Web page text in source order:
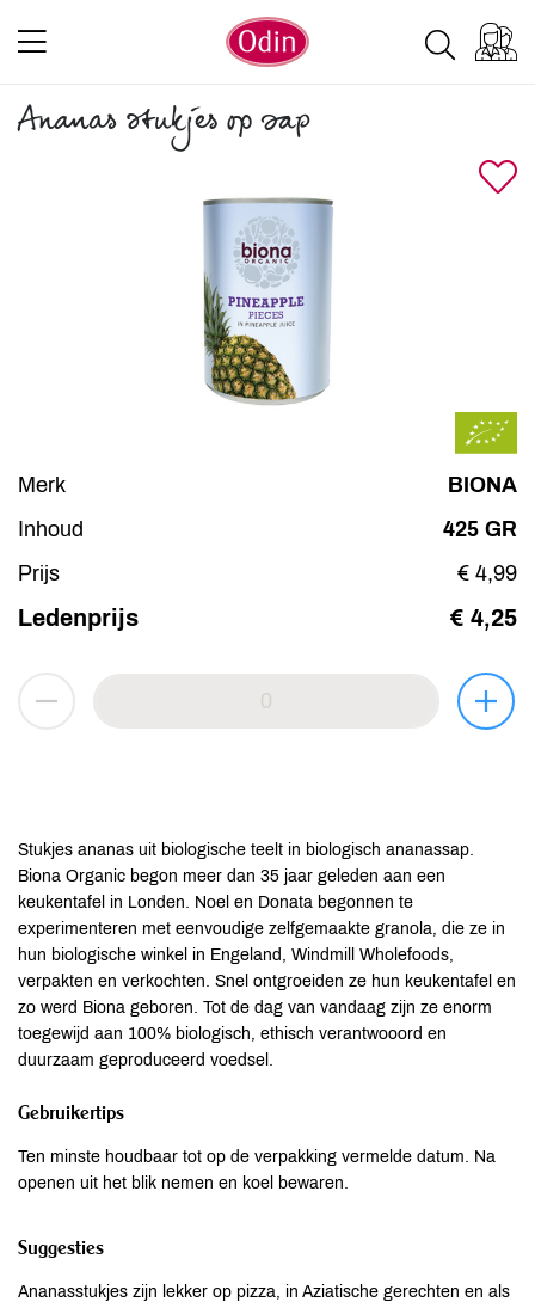
Ananas stukjes op sap
Merk
BIONA
Inhoud
425 GR
Prijs
€ 4,99
Ledenprijs € 4,25
Stukjes ananas uit biologische teelt in biologisch ananassap.
Biona Organic begon meer dan 35 jaar geleden aan een
keukentafel in Londen. Noel en Donata begonnen te
experimenteren met eenvoudige zelfgemaakte granola, die ze in
hun biologische winkel in Engeland, Windmill Wholefoods,
verpakten en verkochten. Snel ontgroeiden ze hun keukentafel en
zo werd Biona geboren. Tot de dag van vandaag zijn ze enorm
toegewijd aan 100% biologisch, ethisch verantwooord en
duurzaam geproduceerd voedsel.
Gebruikertips
Ten minste houdbaar tot op de verpakking vermelde datum. Na
openen uit het blik nemen en koel bewaren.
Suggesties
Ananasstukjes zijn lekker op pizza, in Aziatische gerechten en als